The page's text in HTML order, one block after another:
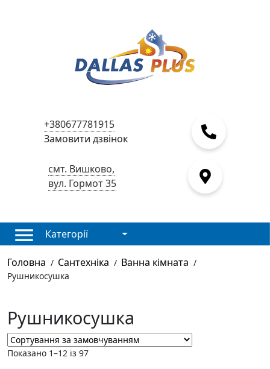
+380677781915
Замовити дзвінок
смт. Вишково,
вул. Гормот 35
Категорії
Головна / Сантехніка / Ванна кімната /
Рушникосушка
Рушникосушка
Показано 1–12 із 97